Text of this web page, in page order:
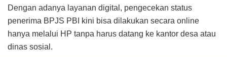
Dengan adanya layanan digital, pengecekan status
penerima BPJS PBI kini bisa dilakukan secara online
hanya melalui HP tanpa harus datang ke kantor desa atau
dinas sosial.